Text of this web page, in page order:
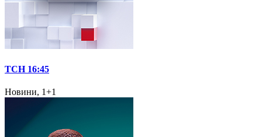
ТСН 16:45
Новини, 1+1